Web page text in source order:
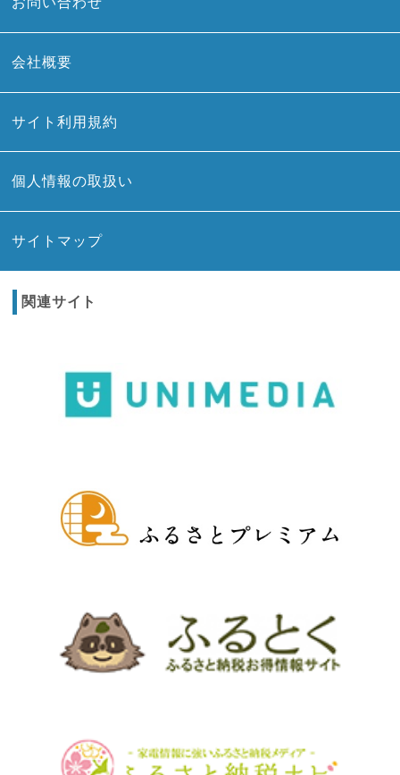
会社概要
サイト利用規約
個人情報の取扱い
サイトマップ
関連サイト